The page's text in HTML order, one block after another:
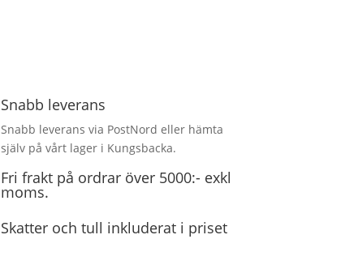
Snabb leverans
Snabb leverans via PostNord eller hämta
själv på vårt lager i Kungsbacka.
Fri frakt på ordrar över 5000:- exkl
moms.
Skatter och tull inkluderat i priset